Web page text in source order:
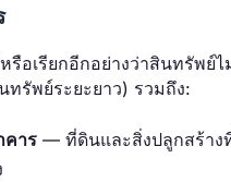
รือเรียกอีกอย่างว่าสินทรัพย์ไ
รัพย์ระยะยาว) รวมถึง:
คาร — ที่ดินและสิ่งปลูกสร้าง